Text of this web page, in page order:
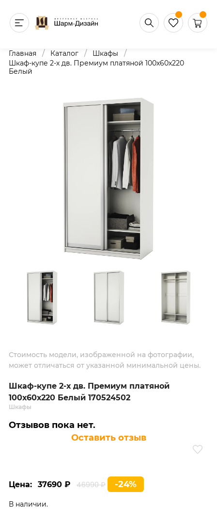
Главная / Каталог / Шкафы /
Шкаф-купе 2-х дв. Премиум платяной 100х60х220
Белый
Стоимость модели, изображенной на фотографии,
может отличаться от указанной минимальной цены.
Шкаф-купе 2-х дв. Премиум платяной
100х60х220 Белый 170524502
Шкафы
Отзывов пока нет.
Оставить отзыв
Цена: 37690 ₽ 46990 ₽ -24%
В наличии.